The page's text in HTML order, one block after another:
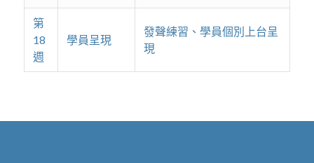
第
18
週
學員呈現
發聲練習、學員個別上台呈
現